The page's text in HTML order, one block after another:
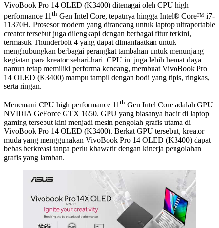
VivoBook Pro 14 OLED (K3400) ditenagai oleh CPU high
performance 11 th Gen Intel Core, tepatnya hingga Intel® Core™ i7-
11370H. Prosesor modern yang dirancang untuk laptop ultraportable
creator tersebut juga dilengkapi dengan berbagai fitur terkini,
termasuk Thunderbolt 4 yang dapat dimanfaatkan untuk
menghubungkan berbagai perangkat tambahan untuk menunjang
kegiatan para kreator sehari-hari. CPU ini juga lebih hemat daya
namun tetap memiliki performa kencang, membuat VivoBook Pro
14 OLED (K3400) mampu tampil dengan bodi yang tipis, ringkas,
serta ringan.
Menemani CPU high performance 11 th Gen Intel Core adalah GPU
NVIDIA GeForce GTX 1650. GPU yang biasanya hadir di laptop
gaming tersebut kini menjadi mesin pengolah grafis utama di
VivoBook Pro 14 OLED (K3400). Berkat GPU tersebut, kreator
muda yang menggunakan VivoBook Pro 14 OLED (K3400) dapat
bebas berkreasi tanpa perlu khawatir dengan kinerja pengolahan
grafis yang lamban.